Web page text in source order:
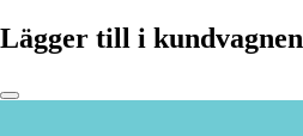
Lägger till i